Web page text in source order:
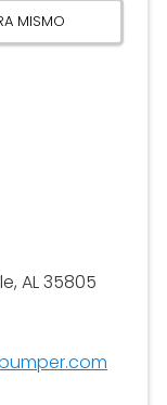
MISMO
AL 35805